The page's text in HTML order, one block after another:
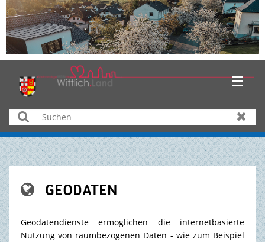
HOME
AKTUELLES
WIRTSCHAFT
Suchen
 GEODATEN
Geodatendienste ermöglichen die internetbasierte
Nutzung von raumbezogenen Daten - wie zum Beispiel